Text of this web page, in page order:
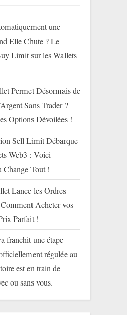
une
Elle Chute ? Le
Limit sur les Wallets
Permet Désormais de
Sans Trader ?
Options Dévoilées !
Sell Limit Débarque
Web3 : Voici
Change Tout !
Lance les Ordres
Acheter vos
Parfait !
franchit une étape
régulée au
est en train de
ou sans vous.